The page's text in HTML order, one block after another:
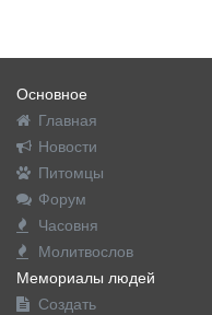
Основное
Главная
Новости
Питомцы
Форум
Часовня
Молитвослов
Мемориалы людей
Создать